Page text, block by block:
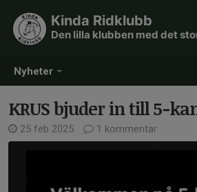
Nyheter
Kinda Ridklubb
Den lilla klubben med det
KRUS bjuder in till 5-
25 feb 2025 1 kommentar